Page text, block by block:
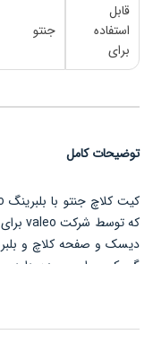
قابل
استفاده
برای
جنتو
توضیحات کامل
کیت کلاچ جنتو با بلبرینگ Valeo
که توسط شرکت valeo برای خودروی جنتو تولید شده است .
دیسک و صفحه کلاچ و
گیربکس را بر عهده دارد.
راننده امکان می‌دهد